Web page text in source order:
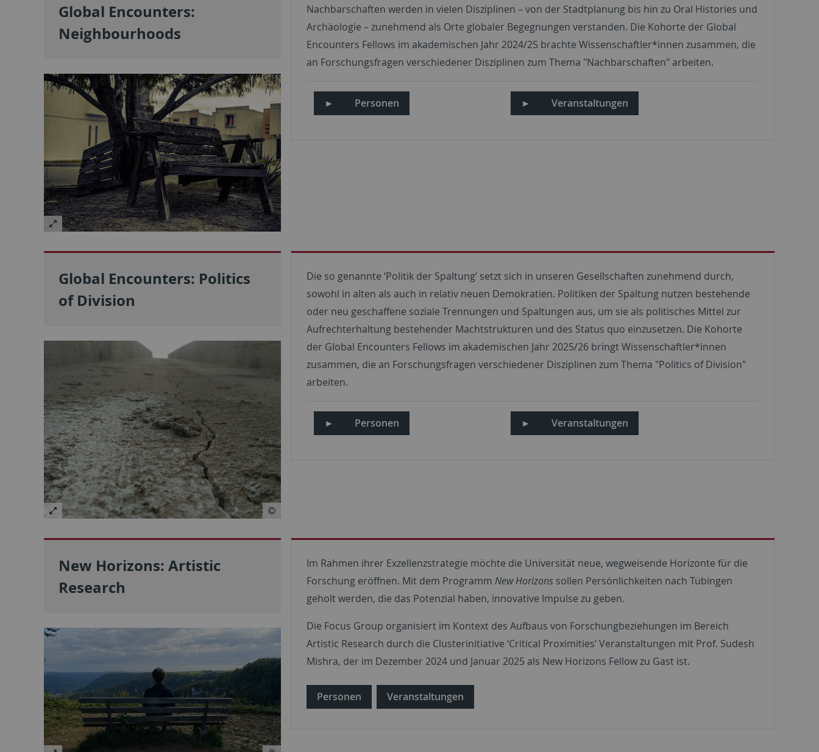
Global Encounters:
Neighbourhoods
Nachbarschaften werden in vielen Disziplinen – von der Stadtplanung bis hin zu Oral Histories und
Archäologie – zunehmend als Orte globaler Begegnungen verstanden. Die Kohorte der Global
Encounters Fellows im akademischen Jahr 2024/25 brachte Wissenschaftler*innen zusammen, die
an Forschungsfragen verschiedener Disziplinen zum Thema "Nachbarschaften" arbeiten.
► Personen ► Veranstaltungen
Global Encounters: Politics
of Division
Die so genannte ‘Politik der Spaltung’ setzt sich in unseren Gesellschaften zunehmend durch,
sowohl in alten als auch in relativ neuen Demokratien. Politiken der Spaltung nutzen bestehende
oder neu geschaffene soziale Trennungen und Spaltungen aus, um sie als politisches Mittel zur
Aufrechterhaltung bestehender Machtstrukturen und des Status quo einzusetzen. Die Kohorte
der Global Encounters Fellows im akademischen Jahr 2025/26 bringt Wissenschaftler*innen
zusammen, die an Forschungsfragen verschiedener Disziplinen zum Thema "Politics of Division"
arbeiten.
► Personen ► Veranstaltungen
New Horizons: Artistic
Research
Im Rahmen ihrer Exzellenzstrategie möchte die Universität neue, wegweisende Horizonte für die
Forschung eröffnen. Mit dem ProgrammNew Horizons sollen Persönlichkeiten nach Tübingen
geholt werden, die das Potenzial haben, innovative Impulse zu geben.
Die Focus Group organisiert im Kontext des Aufbaus von Forschungbeziehungen im Bereich
Artistic Research durch die Clusterinitiative ‘Critical Proximities’ Veranstaltungen mit Prof. Sudesh
Mishra, der im Dezember 2024 und Januar 2025 als New Horizons Fellow zu Gast ist.
Personen Veranstaltungen